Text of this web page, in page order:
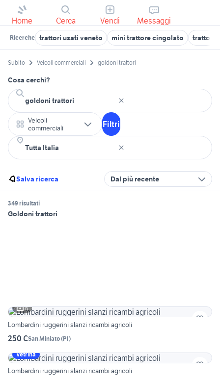
Home Cerca Vendi Messaggi
Ricerche trattori usati veneto mini trattore cingolato trattore
Subito Veicoli commerciali goldoni trattori
Cosa cerchi?
Veicoli
commerciali
Filtri
Salva ricerca Dal più recente
349 risultati
Goldoni trattori
6
Lombardini ruggerini slanzi ricambi agricoli
250 €San Miniato(PI)
Vetrina
Lombardini ruggerini slanzi ricambi agricoli